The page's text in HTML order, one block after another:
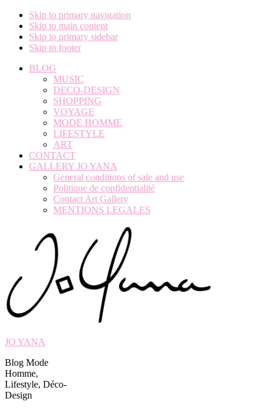
Skip to primary navigation
Skip to main content
Skip to primary sidebar
Skip to footer
BLOG
MUSIC
DECO-DESIGN
SHOPPING
VOYAGE
MODE HOMME
LIFESTYLE
ART
CONTACT
GALLERY JO YANA
General conditions of sale and use
Politique de confidentialité
Contact Art Gallery
MENTIONS LEGALES
JO YANA
Blog Mode
Homme,
Lifestyle, Déco-
Design